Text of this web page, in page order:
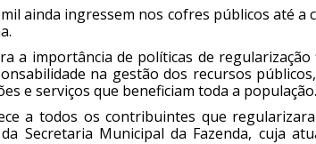
ainda ingressem nos cofres públicos até
a importância de políticas de
na gestão dos recursos
e serviços que beneficiam toda a população.
a todos os contribuintes que
Secretaria Municipal da Fazenda, cuja